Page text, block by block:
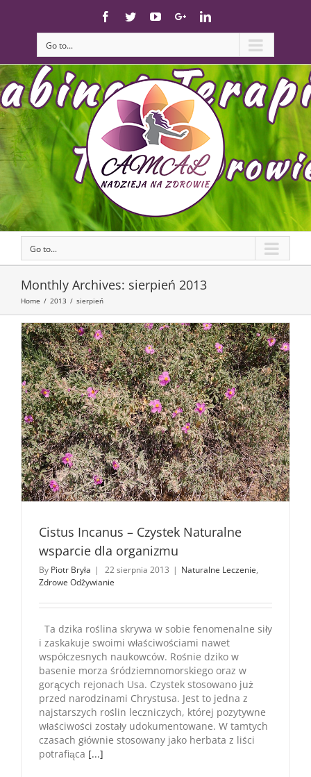
Facebook
TwitterYouTubeGoogle+Linkedin
Go to...
Go to...
Monthly Archives: sierpień 2013
Home / 2013 / sierpień
Cistus Incanus – Czystek Naturalne
wsparcie dla organizmu
By Piotr Bryła | 22 sierpnia 2013 | Naturalne Leczenie,
Zdrowe Odżywianie
Ta dzika roślina skrywa w sobie fenomenalne siły
i zaskakuje swoimi właściwościami nawet
współczesnych naukowców. Rośnie dziko w
basenie morza śródziemnomorskiego oraz w
gorących rejonach Usa. Czystek stosowano już
przed narodzinami Chrystusa. Jest to jedna z
najstarszych roślin leczniczych, której pozytywne
właściwości zostały udokumentowane. W tamtych
czasach głównie stosowany jako herbata z liści
potrafiąca [...]